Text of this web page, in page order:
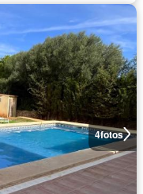
4fotos